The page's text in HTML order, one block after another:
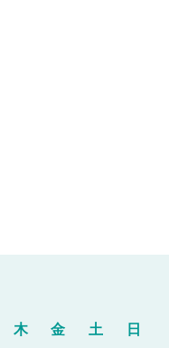
木 金 土 日